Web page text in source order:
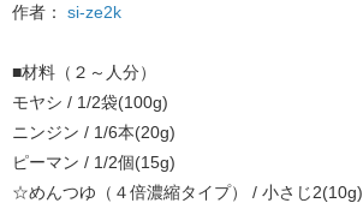
作者： si-ze2k
■材料（２～人分）
モヤシ / 1/2袋(100g)
ニンジン / 1/6本(20g)
ピーマン / 1/2個(15g)
☆めんつゆ（４倍濃縮タイプ） / 小さじ2(10g)